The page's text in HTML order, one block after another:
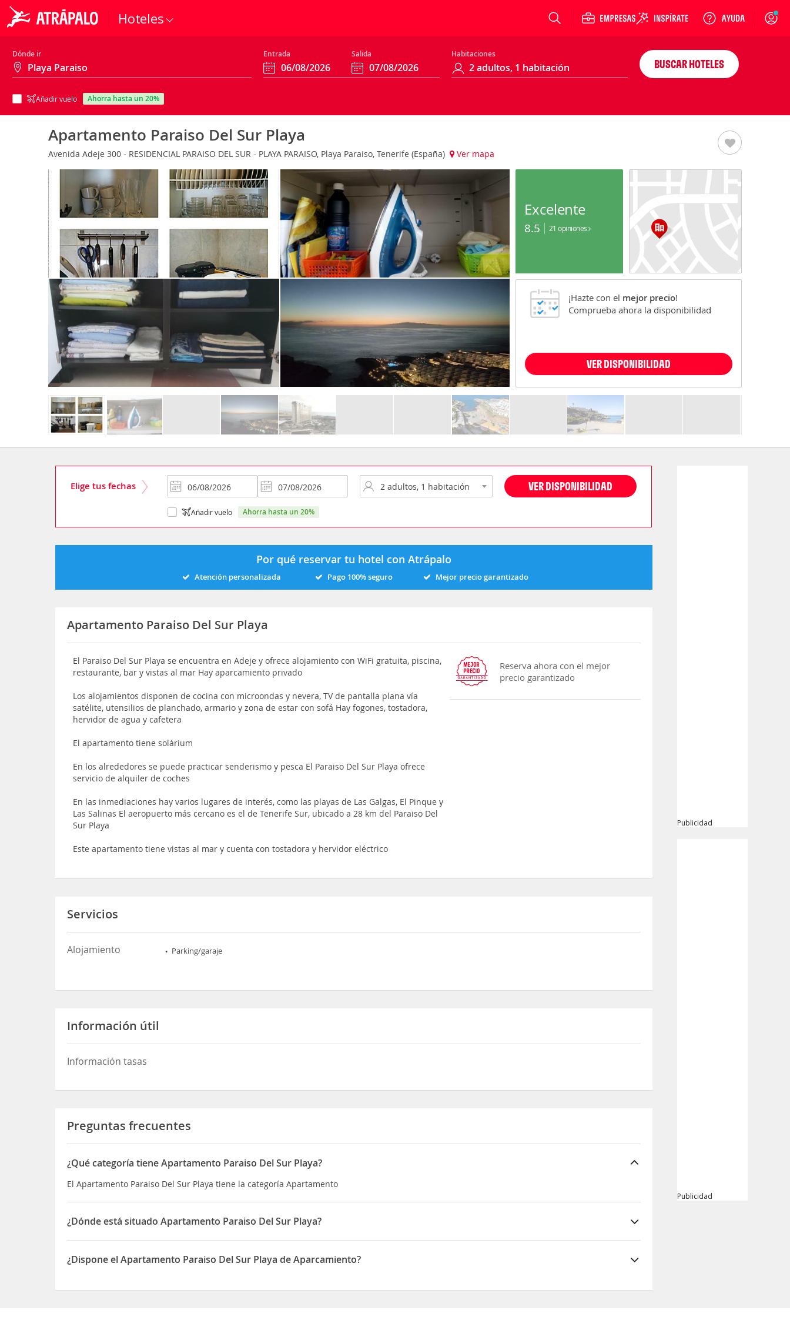
Hoteles Login
Dónde ir Entrada Salida Habitaciones
Añadir vuelo ahorra hasta un 20%
BUSCAR HOTELES
Apartamento Paraiso Del Sur Playa
Avenida Adeje 300 - RESIDENCIAL PARAISO DEL SUR - PLAYA PARAISO, Playa Paraiso, Tenerife (España) Ver mapa
Excelente
8.5 21 opiniones
¡Hazte con el mejor precio!
Comprueba ahora la disponibilidad
VER DISPONIBILIDAD
Elige tus fechas VER DISPONIBILIDAD
Añadir vuelo ahorra hasta un 20%
Por qué reservar tu hotel con Atrápalo
Atención personalizada Pago 100% seguro Mejor precio garantizado
Apartamento Paraiso Del Sur Playa
El Paraiso Del Sur Playa se encuentra en Adeje y ofrece alojamiento con WiFi gratuita, piscina,
restaurante, bar y vistas al mar Hay aparcamiento privado
Los alojamientos disponen de cocina con microondas y nevera, TV de pantalla plana vía
satélite, utensilios de planchado, armario y zona de estar con sofá Hay fogones, tostadora,
hervidor de agua y cafetera
El apartamento tiene solárium
En los alrededores se puede practicar senderismo y pesca El Paraiso Del Sur Playa ofrece
servicio de alquiler de coches
En las inmediaciones hay varios lugares de interés, como las playas de Las Galgas, El Pinque y
Las Salinas El aeropuerto más cercano es el de Tenerife Sur, ubicado a 28 km del Paraiso Del
Sur Playa
Este apartamento tiene vistas al mar y cuenta con tostadora y hervidor eléctrico
Reserva ahora con el mejor
precio garantizado
Servicios
Alojamiento Parking/garaje
Información útil
Información tasas
Preguntas frecuentes
¿Qué categoría tiene Apartamento Paraiso Del Sur Playa?
El Apartamento Paraiso Del Sur Playa tiene la categoría Apartamento
¿Dónde está situado Apartamento Paraiso Del Sur Playa?
El Apartamento Paraiso Del Sur Playa está situado en Avenida Adeje 300 - RESIDENCIAL PARAISO DEL SUR - PLAYA PARAISO
¿Dispone el Apartamento Paraiso Del Sur Playa de Aparcamiento?
Publicidad
Publicidad